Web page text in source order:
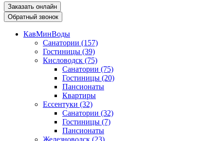
Заказать онлайн
Обратный звонок
КавМинВоды
Санатории (157)
Гостиницы (39)
Кисловодск (75)
Санатории (75)
Гостиницы (20)
Пансионаты
Квартиры
Ессентуки (32)
Санатории (32)
Гостиницы (7)
Пансионаты
Железноводск (23)